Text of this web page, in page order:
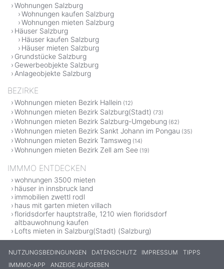
Wohnungen Salzburg
Wohnungen kaufen Salzburg
Wohnungen mieten Salzburg
Häuser Salzburg
Häuser kaufen Salzburg
Häuser mieten Salzburg
Grundstücke Salzburg
Gewerbeobjekte Salzburg
Anlageobjekte Salzburg
BEZIRKE
Wohnungen mieten Bezirk Hallein (12)
Wohnungen mieten Bezirk Salzburg(Stadt) (73)
Wohnungen mieten Bezirk Salzburg-Umgebung (62)
Wohnungen mieten Bezirk Sankt Johann im Pongau (35)
Wohnungen mieten Bezirk Tamsweg (14)
Wohnungen mieten Bezirk Zell am See (19)
IMMMO ENTDECKEN
wohnungen 3500 mieten
häuser in innsbruck land
immobilien zwettl rodl
haus mit garten mieten villach
floridsdorfer hauptstraße, 1210 wien floridsdorf
altbauwohnung kaufen
Lofts mieten in Salzburg(Stadt) (Salzburg)
NUTZUNGSBEDINGUNGEN DATENSCHUTZ IMPRESSUM
TIPPS
IMMMO-APP
ANZEIGE AUFGEBEN